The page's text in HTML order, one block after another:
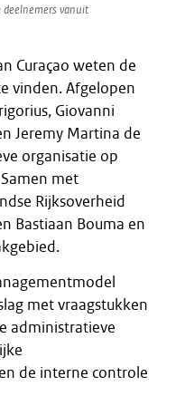
deelnemers vanuit
Curaçao weten de
vinden. Afgelopen
Giovanni
Jeremy Martina de
organisatie op
met
Rijksoverheid
Bastiaan Bouma en
met vraagstukken
administratieve
de interne controle